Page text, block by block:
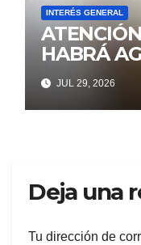
INTERÉS GENERAL
HABRÁ
ENSENADA
JUL 29, 2026
Deja una
Tu dirección de